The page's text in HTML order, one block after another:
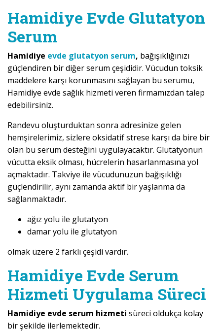
Hamidiye Evde Glutatyon
Serum
Hamidiye evde glutatyon serum, bağışıklığınızı
güçlendiren bir diğer serum çeşididir. Vücudun toksik
maddelere karşı korunmasını sağlayan bu serumu,
Hamidiye evde sağlık hizmeti veren firmamızdan talep
edebilirsiniz.
Randevu oluşturduktan sonra adresinize gelen
hemşirelerimiz, sizlere oksidatif strese karşı da bire bir
olan bu serum desteğini uygulayacaktır. Glutatyonun
vücutta eksik olması, hücrelerin hasarlanmasına yol
açmaktadır. Takviye ile vücudunuzun bağışıklığı
güçlendirilir, aynı zamanda aktif bir yaşlanma da
sağlanmaktadır.
ağız yolu ile glutatyon
damar yolu ile glutatyon
olmak üzere 2 farklı çeşidi vardır.
Hamidiye Evde Serum
Hizmeti Uygulama Süreci
Hamidiye evde serum hizmeti süreci oldukça kolay
bir şekilde ilerlemektedir.